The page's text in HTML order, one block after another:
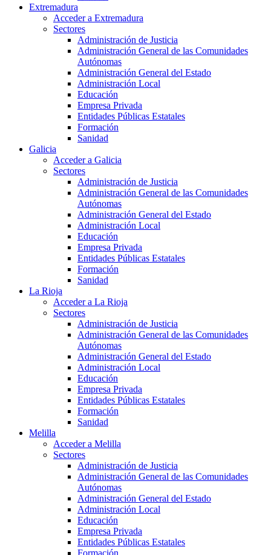
Extremadura
Acceder a Extremadura
Sectores
Administración de Justicia
Administración General de las Comunidades
Autónomas
Administración General del Estado
Administración Local
Educación
Empresa Privada
Entidades Públicas Estatales
Formación
Sanidad
Galicia
Acceder a Galicia
Sectores
Administración de Justicia
Administración General de las Comunidades
Autónomas
Administración General del Estado
Administración Local
Educación
Empresa Privada
Entidades Públicas Estatales
Formación
Sanidad
La Rioja
Acceder a La Rioja
Sectores
Administración de Justicia
Administración General de las Comunidades
Autónomas
Administración General del Estado
Administración Local
Educación
Empresa Privada
Entidades Públicas Estatales
Formación
Sanidad
Melilla
Acceder a Melilla
Sectores
Administración de Justicia
Administración General de las Comunidades
Autónomas
Administración General del Estado
Administración Local
Educación
Empresa Privada
Entidades Públicas Estatales